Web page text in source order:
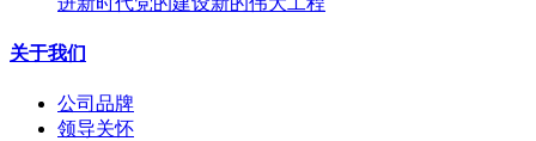
关于我们
公司品牌
领导关怀